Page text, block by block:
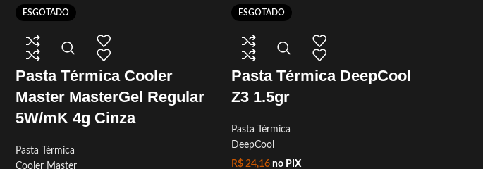
ESGOTADO
Pasta Térmica Cooler
Master MasterGel Regular
5W/mK 4g Cinza
Pasta Térmica
Cooler Master
ESGOTADO
Pasta Térmica DeepCool
Z3 1.5gr
Pasta Térmica
DeepCool
R$24,16no PIX